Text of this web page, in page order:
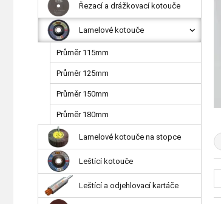
Řezací a drážkovací kotouče
Lamelové kotouče
Průměr 115mm
Průměr 125mm
Průměr 150mm
Průměr 180mm
Lamelové kotouče na stopce
Leštící kotouče
Leštící a odjehlovací kartáče